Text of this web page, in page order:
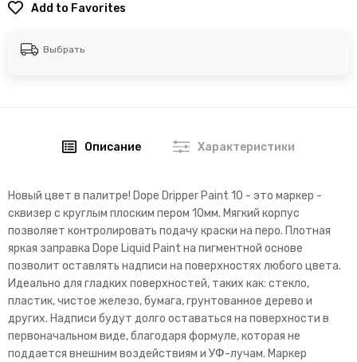
Add to Favorites
Выбрать
Описание Характеристики
Новый цвет в палитре! Dope Dripper Paint 10 - это маркер -
сквизер с круглым плоским пером 10мм. Мягкий корпус
позволяет контролировать подачу краски на перо. Плотная
яркая заправка Dope Liquid Paint на пигментной основе
позволит оставлять надписи на поверхностях любого цвета.
Идеально для гладких поверхностей, таких как: стекло,
пластик, чистое железо, бумага, грунтованное дерево и
других. Надписи будут долго оставаться на поверхности в
первоначальном виде, благодаря формуле, которая не
поддается внешним воздействиям и УФ-лучам. Маркер